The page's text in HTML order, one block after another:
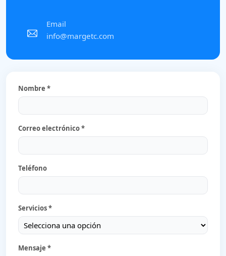
Email
info@margetc.com
Nombre *
Correo electrónico *
Teléfono
Servicios *
Mensaje *